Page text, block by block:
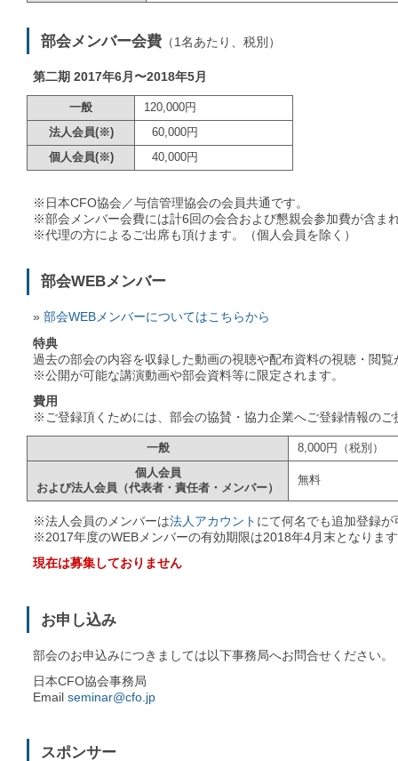
部会メンバー会費（1名あたり、税別）
第二期 2017年6月〜2018年5月
一般
120,000円
法人会員(※)
60,000円
個人会員(※)
40,000円
※日本CFO協会／与信管理協会の会員共通です。
※部会メンバー会費には計6回の会合および懇親会参加費が含ま
※代理の方によるご出席も頂けます。（個人会員を除く）
部会WEBメンバー
» 部会WEBメンバーについてはこちらから
特典
過去の部会の内容を収録した動画の視聴や配布資料の視聴・閲覧
※公開が可能な講演動画や部会資料等に限定されます。
費用
※ご登録頂くためには、部会の協賛・協力企業へご登録情報の
一般
8,000円（税別）
個人会員
および法人会員（代表者・責任者・メンバー）
無料
※法人会員のメンバーは法人アカウント にて何名でも追加登録が
※2017年度のWEBメンバーの有効期限は2018年4月末となりま
現在は募集しておりません
お申し込み
部会のお申込みにつきましては以下事務局へお問合せください。
日本CFO協会事務局
Email seminar@cfo.jp
スポンサー